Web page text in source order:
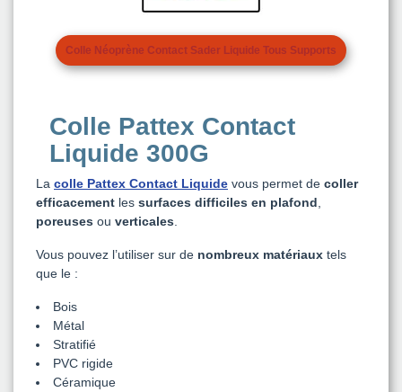
Colle Néoprène Contact Sader Liquide Tous Supports
Colle Pattex Contact
Liquide 300G
La colle Pattex Contact Liquide vous permet de coller
efficacement les surfaces difficiles en plafond
poreuses ou verticales
Vous pouvez l’utiliser sur de nombreux matériaux tels
que le :
Bois
Métal
Stratifié
PVC rigide
Céramique